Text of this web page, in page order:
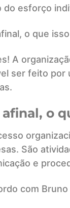
do esforço
o que
A
ser feito por
afinal, o
São
e
com Bruno